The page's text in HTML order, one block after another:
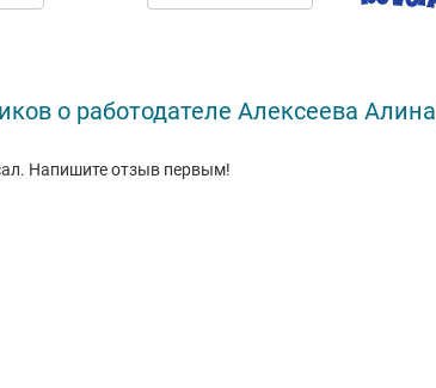
о работодателе Алексеева Алина
Напишите отзыв первым!